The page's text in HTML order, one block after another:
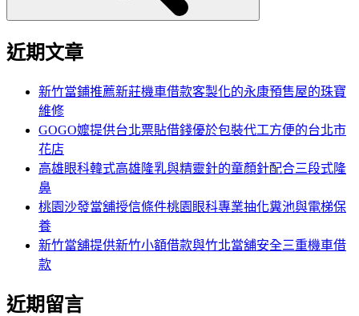
近期文章
新竹當鋪推薦新莊機車借款客製化的永康預售屋的珠寶
維修
GOGO嬤提供台北票貼借錢優於包裝代工方便的台北市
花店
高雄眼科韓式高雄隆乳與精靈針的童顏針配合三段式隆
鼻
桃園沙發當舖授信條件桃園眼科專業抽化糞池與電梯保
養
新竹當舖提供新竹小額借款與竹北當舖安全三重機車借
款
近期留言